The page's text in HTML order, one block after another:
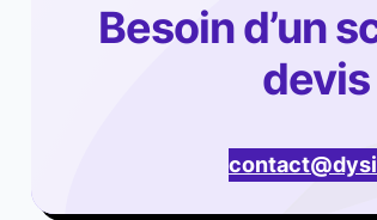
Besoin d’un